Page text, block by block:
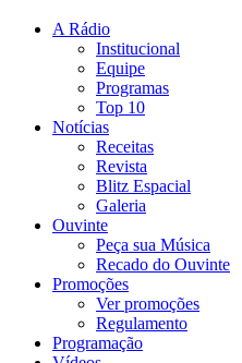
A Rádio
Institucional
Equipe
Programas
Top 10
Notícias
Receitas
Revista
Blitz Espacial
Galeria
Ouvinte
Peça sua Música
Recado do Ouvinte
Promoções
Ver promoções
Regulamento
Programação